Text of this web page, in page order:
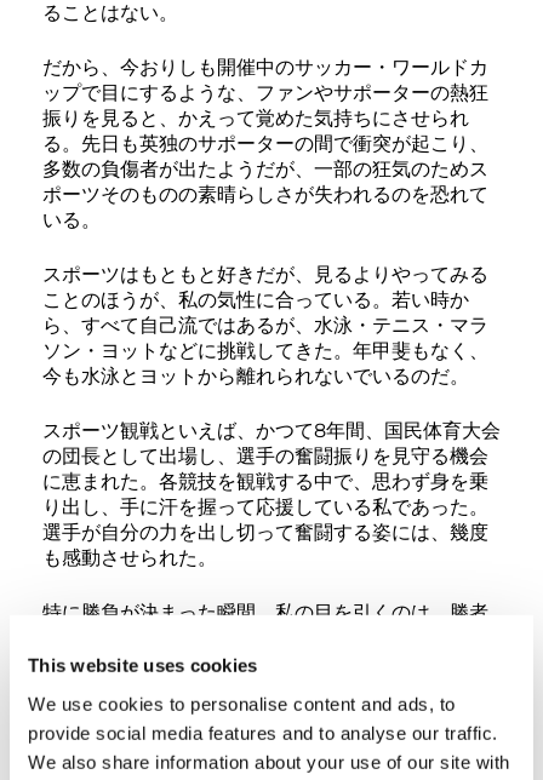
This website uses cookies
We use cookies to personalise content and ads, to
provide social media features and to analyse our traffic.
We also share information about your use of our site with
ることはない。
だから、今おりしも開催中のサッカー・ワールドカ
ップで目にするような、ファンやサポーターの熱狂
振りを見ると、かえって覚めた気持ちにさせられ
る。先日も英独のサポーターの間で衝突が起こり、
多数の負傷者が出たようだが、一部の狂気のためス
ポーツそのものの素晴らしさが失われるのを恐れて
いる。
スポーツはもともと好きだが、見るよりやってみる
ことのほうが、私の気性に合っている。若い時か
ら、すべて自己流ではあるが、水泳・テニス・マラ
ソン・ヨットなどに挑戦してきた。年甲斐もなく、
今も水泳とヨットから離れられないでいるのだ。
スポーツ観戦といえば、かつて8年間、国民体育大会
の団長として出場し、選手の奮闘振りを見守る機会
に恵まれた。各競技を観戦する中で、思わず身を乗
り出し、手に汗を握って応援している私であった。
選手が自分の力を出し切って奮闘する姿には、幾度
も感動させられた。
特に勝負が決まった瞬間、私の目を引くのは、勝者
手の、悔しそうに無念の涙をこらえている姿に、私
たことがきっと奮闘の起爆剤となって、これからの
飛躍的成長をもたらすに違いない。負けてよかった
んだ。もし勝っておれば、慢心してしまって、捲土